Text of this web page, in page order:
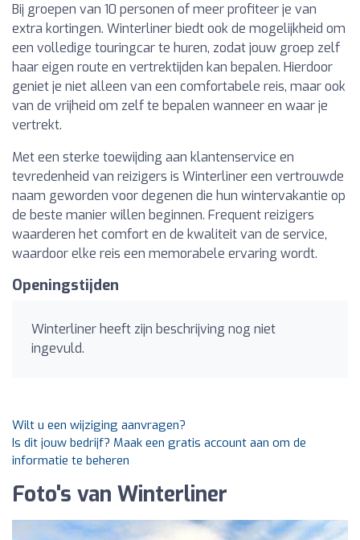
Bij groepen van 10 personen of meer profiteer je van
extra kortingen. Winterliner biedt ook de mogelijkheid om
een volledige touringcar te huren, zodat jouw groep zelf
haar eigen route en vertrektijden kan bepalen. Hierdoor
geniet je niet alleen van een comfortabele reis, maar ook
van de vrijheid om zelf te bepalen wanneer en waar je
vertrekt.
Met een sterke toewijding aan klantenservice en
tevredenheid van reizigers is Winterliner een vertrouwde
naam geworden voor degenen die hun wintervakantie op
de beste manier willen beginnen. Frequent reizigers
waarderen het comfort en de kwaliteit van de service,
waardoor elke reis een memorabele ervaring wordt.
Openingstijden
Winterliner heeft zijn beschrijving nog niet
ingevuld.
Wilt u een wijziging aanvragen?
Is dit jouw bedrijf? Maak een gratis account aan om de
informatie te beheren
Foto's van Winterliner